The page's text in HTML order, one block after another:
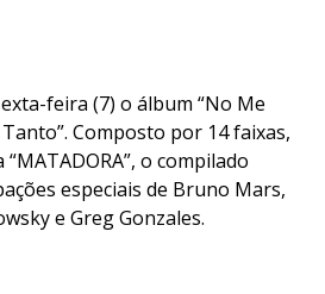
feira (7) o álbum “No Me
Composto por 14 faixas,
o compilado
especiais de Bruno Mars,
e Greg Gonzales.